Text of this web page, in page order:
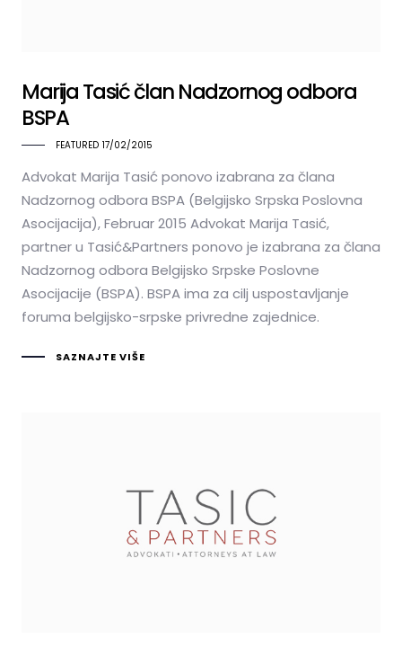
Marija Tasić član Nadzornog odbora
BSPA
FEATURED 17/02/2015
Advokat Marija Tasić ponovo izabrana za člana
Nadzornog odbora BSPA (Belgijsko Srpska Poslovna
Asocijacija), Februar 2015 Advokat Marija Tasić,
partner u Tasić&Partners ponovo je izabrana za člana
Nadzornog odbora Belgijsko Srpske Poslovne
Asocijacije (BSPA). BSPA ima za cilj uspostavljanje
foruma belgijsko-srpske privredne zajednice.
SAZNAJTE VIŠE